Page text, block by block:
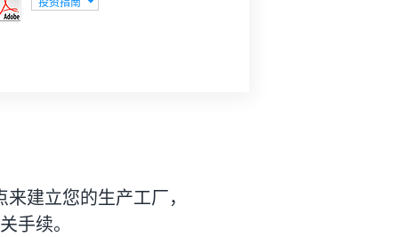
建立您的生产工厂，
手续。